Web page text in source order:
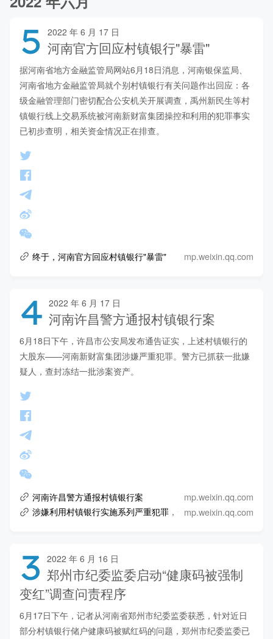
5 2022 年 6 月 17 日
河南官方回应村镇银行"暴雷"
据河南省地方金融监管局网站6月18日消息，河南银保监局、
河南省地方金融监管局就个别村镇银行有关问题作出回应：各
级金融管理部门密切配合公安机关开展调查，禹州新民生等村
镇银行线上交易系统被河南新财富集团操控和利用的犯罪事实
已初步查明，相关资金情况正在排查。
终于，河南官方回应村镇银行"暴雷" mp.weixin.qq.com
4 2022 年 6 月 17 日
河南许昌警方通报村镇银行案
6月18日下午，许昌市公安局发布通告证实，上述村镇银行的
大股东——河南新财富集团涉嫌严重犯罪。警方已抓获一批嫌
疑人，查封冻结一批涉案资产。
河南许昌警方通报村镇银行案 mp.weixin.qq.com
涉嫌利用村镇银行实施系列严重犯罪，一批犯罪嫌疑人被抓！
mp.weixin.qq.com
3 2022 年 6 月 16 日
郑州市纪委监委启动“健康码被强制
变红”调查问责程序
6月17日下午，记者从河南省郑州市纪委监委获悉，针对近日
部分村镇银行储户健康码被赋红码的问题，郑州市纪委监委已